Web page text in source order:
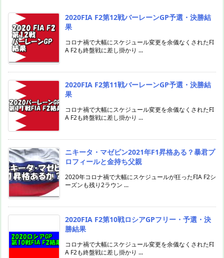
2020FIA F2第12戦バーレーンGP予選・決勝結
果
コロナ禍で大幅にスケジュール変更を余儀なくされたFI
A F2も終盤戦に差し掛かり ...
2020FIA F2第11戦バーレーンGP予選・決勝結
果
コロナ禍で大幅にスケジュール変更を余儀なくされたFI
A F2も終盤戦に差し掛かり ...
ニキータ・マゼピン2021年F1昇格ある？暴君プ
ロフィールと金持ち父親
2020年コロナ禍で大幅にスケジュールが狂ったFIA F2シ
ーズンも残り2ラウン ...
2020FIA F2第10戦ロシアGPフリー・予選・決
勝結果
コロナ禍で大幅にスケジュール変更を余儀なくされたFI
A F2も終盤戦に差し掛かり ...